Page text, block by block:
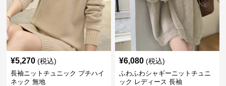
¥5,270 (税込)
長袖ニットチュニック プチハイ
ネック 無地
¥6,080 (税込)
ふわふわシャギーニットチュニ
ック レディース 長袖